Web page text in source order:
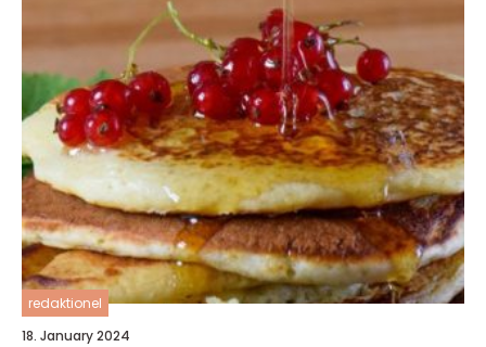
redaktionel
18. January 2024